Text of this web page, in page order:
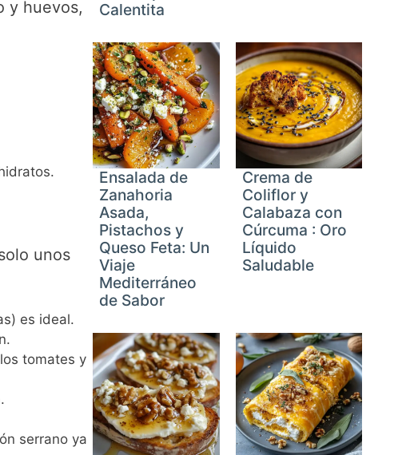
y huevos,
unos
es ideal.
tomates y
serrano ya
Calentita
Ensalada de
Zanahoria
Asada,
Pistachos y
Queso Feta: Un
Viaje
Mediterráneo
de Sabor
Crema de
Coliflor y
Calabaza con
Cúrcuma : Oro
Líquido
Saludable